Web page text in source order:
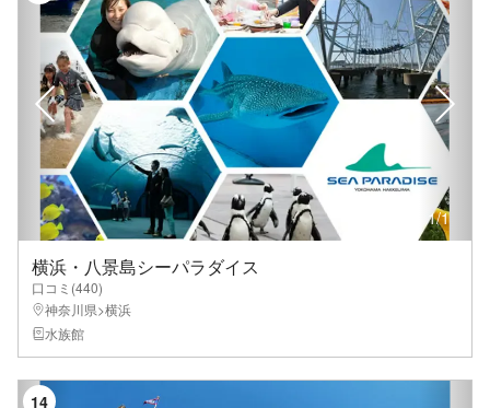
1/1
横浜・八景島シーパラダイス
口コミ(440)
神奈川県>横浜
水族館